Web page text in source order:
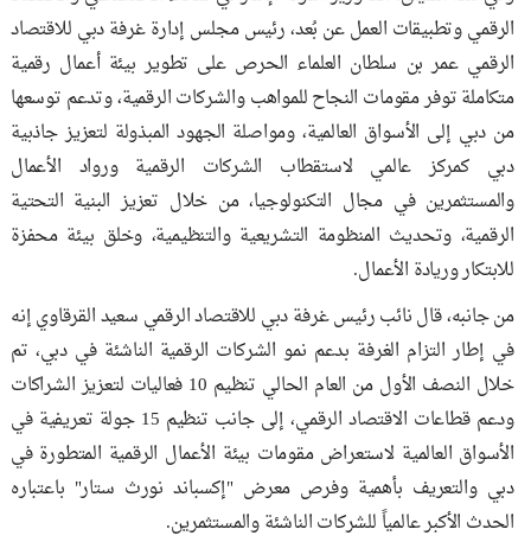
الرقمي وتطبيقات العمل عن بُعد، رئيس مجلس إدارة غرفة دبي للاقتصاد
الرقمي عمر بن سلطان العلماء الحرص على تطوير بيئة أعمال رقمية
متكاملة توفر مقومات النجاح للمواهب والشركات الرقمية، وتدعم توسعها
من دبي إلى الأسواق العالمية، ومواصلة الجهود المبذولة لتعزيز جاذبية
دبي كمركز عالمي لاستقطاب الشركات الرقمية ورواد الأعمال
والمستثمرين في مجال التكنولوجيا، من خلال تعزيز البنية التحتية
الرقمية، وتحديث المنظومة التشريعية والتنظيمية، وخلق بيئة محفزة
للابتكار وريادة الأعمال.
من جانبه، قال نائب رئيس غرفة دبي للاقتصاد الرقمي سعيد القرقاوي إنه
في إطار التزام الغرفة بدعم نمو الشركات الرقمية الناشئة في دبي، تم
خلال النصف الأول من العام الحالي تنظيم 10 فعاليات لتعزيز الشراكات
ودعم قطاعات الاقتصاد الرقمي، إلى جانب تنظيم 15 جولة تعريفية في
الأسواق العالمية لاستعراض مقومات بيئة الأعمال الرقمية المتطورة في
دبي والتعريف بأهمية وفرص معرض "إكسباند نورث ستار" باعتباره
الحدث الأكبر عالمياً للشركات الناشئة والمستثمرين.